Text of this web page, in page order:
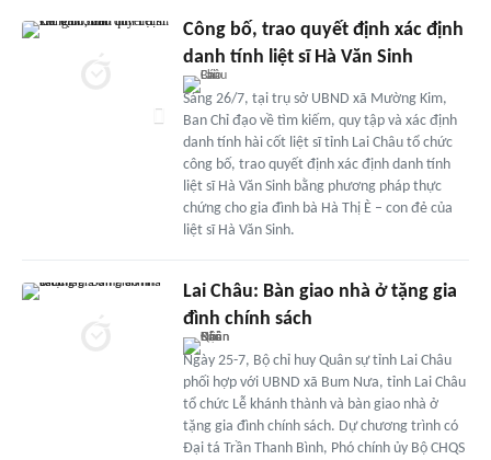
Công bố, trao quyết định xác định
danh tính liệt sĩ Hà Văn Sinh
Sáng 26/7, tại trụ sở UBND xã Mường Kim,
Ban Chỉ đạo về tìm kiếm, quy tập và xác định
danh tính hài cốt liệt sĩ tỉnh Lai Châu tổ chức
công bố, trao quyết định xác định danh tính
liệt sĩ Hà Văn Sinh bằng phương pháp thực
chứng cho gia đình bà Hà Thị È – con đẻ của
liệt sĩ Hà Văn Sinh.
Lai Châu: Bàn giao nhà ở tặng gia
đình chính sách
Ngày 25-7, Bộ chỉ huy Quân sự tỉnh Lai Châu
phối hợp với UBND xã Bum Nưa, tỉnh Lai Châu
tổ chức Lễ khánh thành và bàn giao nhà ở
tặng gia đình chính sách. Dự chương trình có
Đại tá Trần Thanh Bình, Phó chính ủy Bộ CHQS